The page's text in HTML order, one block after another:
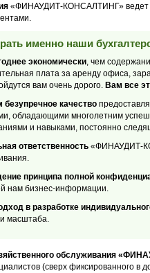
«ФИНАУДИТ-КОНСАЛТИНГ» ведет
именно наши
экономически, чем
плата за аренду офиса,
вам очень дорого. Вам все
безупречное качество
обладающими многолетним
и навыками, постоянно
ответственность «ФИНАУДИТ-
принципа полной
нам бизнес-информации.
в разработке
масштаба.
обслуживания
(сверх фиксированного в